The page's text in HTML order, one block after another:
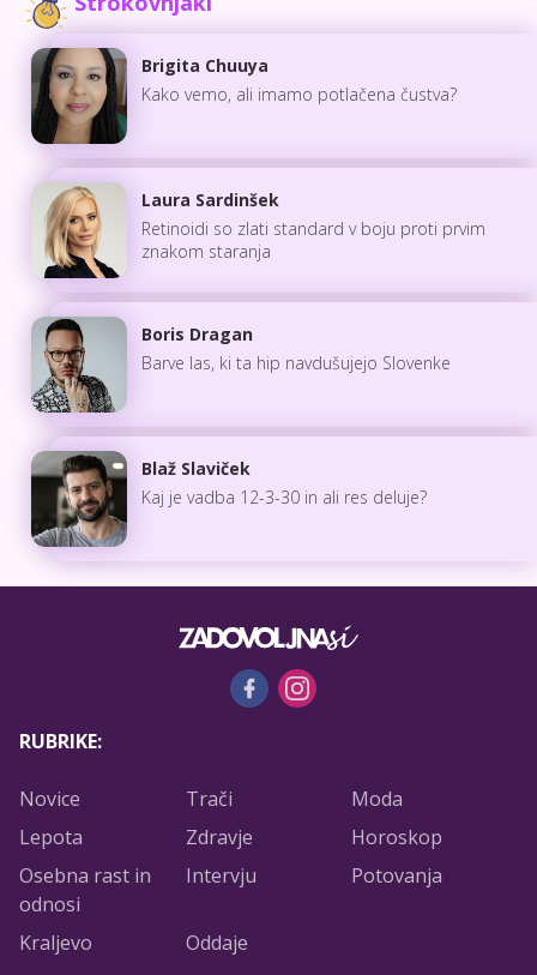
Brigita Chuuya
Kako vemo, ali imamo potlačena čustva?
Laura Sardinšek
Retinoidi so zlati standard v boju proti prvim
znakom staranja
Boris Dragan
Barve las, ki ta hip navdušujejo Slovenke
Blaž Slaviček
Kaj je vadba 12-3-30 in ali res deluje?
RUBRIKE:
Novice Trači
Moda
Lepota
Zdravje
Horoskop
Osebna rast in
odnosi
Intervju Potovanja
Kraljevo Oddaje